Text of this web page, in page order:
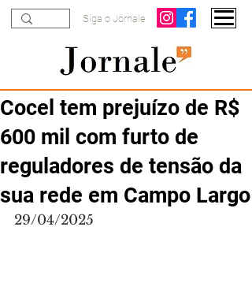
Siga o Jornale
Cocel tem prejuízo de R$
600 mil com furto de
reguladores de tensão da
sua rede em Campo Largo
29/04/2025